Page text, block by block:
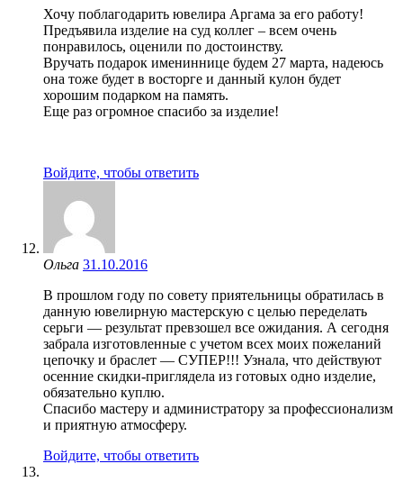
Хочу поблагодарить ювелира Аргама за его работу!
Предъявила изделие на суд коллег – всем очень
понравилось, оценили по достоинству.
Вручать подарок имениннице будем 27 марта, надеюсь
она тоже будет в восторге и данный кулон будет
хорошим подарком на память.
Еще раз огромное спасибо за изделие!
Войдите, чтобы ответить
Ольга 31.10.2016
В прошлом году по совету приятельницы обратилась в
данную ювелирную мастерскую с целью переделать
серьги — результат превзошел все ожидания. А сегодня
забрала изготовленные с учетом всех моих пожеланий
цепочку и браслет — СУПЕР!!! Узнала, что действуют
осенние скидки-приглядела из готовых одно изделие,
обязательно куплю.
Спасибо мастеру и администратору за профессионализм
и приятную атмосферу.
Войдите, чтобы ответить